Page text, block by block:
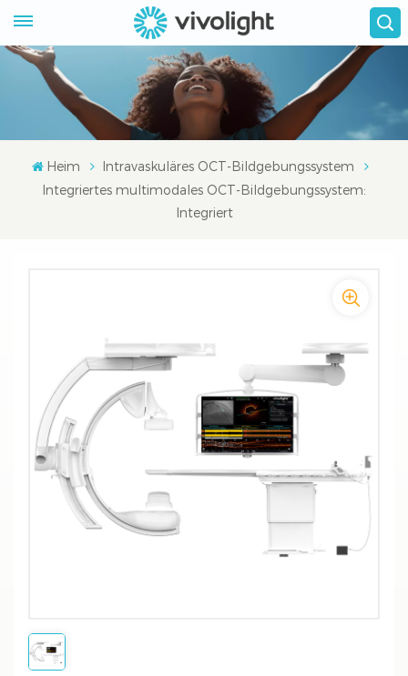
Heim
Intravaskuläres OCT-Bildgebungssystem
Integriertes multimodales OCT-Bildgebungssystem:
Integriert